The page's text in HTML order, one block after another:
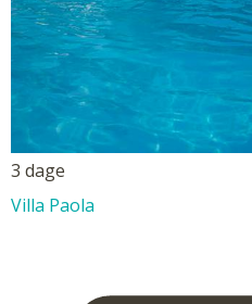
3 dage
Villa Paola